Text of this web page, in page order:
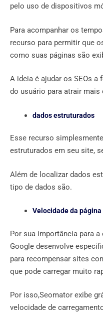
pelo uso de dispositivos
Para acompanhar os
recurso para permitir que
como suas páginas são
A ideia é ajudar os SEOs a
do usuário para atrair
dados estruturados
Esse recurso
estruturados em seu site,
Além de localizar dados
tipo de dados são.
Velocidade da página
Por sua importância para
Google desenvolve
para recompensar sites
que pode carregar muito
Por isso,Seomator exibe
velocidade de